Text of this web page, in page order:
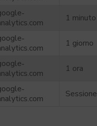
1 minuto
1 giorno
1 ora
Sessione